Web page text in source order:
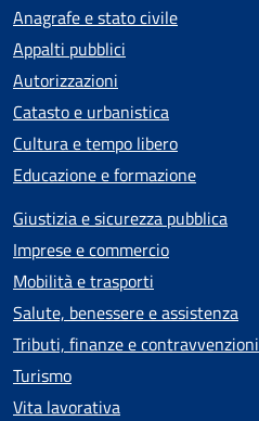
Anagrafe e stato civile
Appalti pubblici
Autorizzazioni
Catasto e urbanistica
Cultura e tempo libero
Educazione e formazione
Giustizia e sicurezza pubblica
Imprese e commercio
Mobilità e trasporti
Salute, benessere e assistenza
Tributi, finanze e contravvenzioni
Turismo
Vita lavorativa